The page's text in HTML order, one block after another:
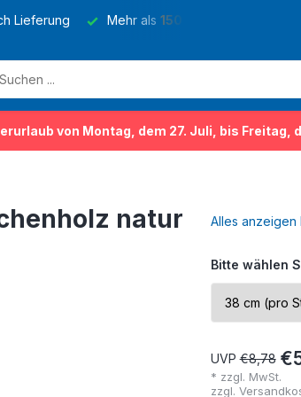
Lieferung Mehr als 150 Sorten
von Montag, dem 27. Juli, bis Freitag,
natur
Alles
Bitte wählen
UVP€8,78
* zzgl. MwSt.
zzgl.